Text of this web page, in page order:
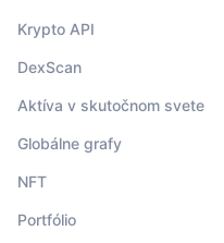
Krypto API
DexScan
Aktíva v skutočnom svete
Globálne grafy
NFT
Portfólio